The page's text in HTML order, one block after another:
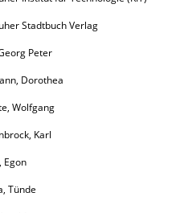
Stadtbuch Verlag
Peter
Dorothea
Wolfgang
Karl
Egon
Tünde